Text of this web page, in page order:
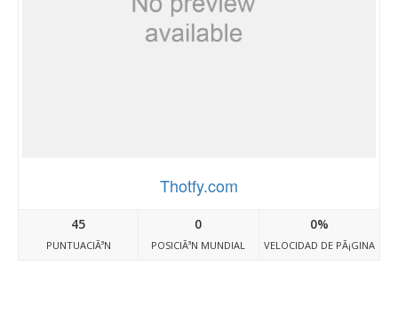
Thotfy.com
45
PUNTUACIÃ³N
0
POSICIÃ³N MUNDIAL
0%
VELOCIDAD DE PÃ¡GINA